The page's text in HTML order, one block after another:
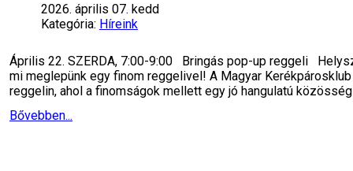
2026. április 07. kedd
Kategória: Híreink
Április 22. SZERDA, 7:00-9:00 Bringás pop-up reggeli
mi meglepünk egy finom reggelivel! A Magyar
reggelin, ahol a finomságok mellett egy jó hangulatú
Bővebben...